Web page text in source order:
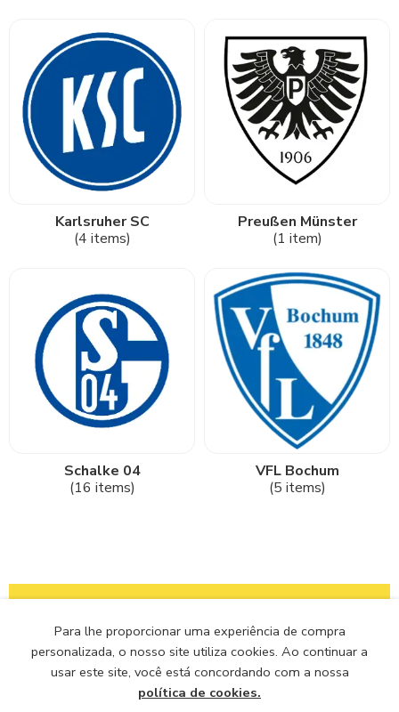
Karlsruher SC
(4 items)
Preußen Münster
(1 item)
Schalke 04
(16 items)
VFL Bochum
(5 items)
RECEBA EM
CASA
TROCA E
DEVOLUÇÕES
EM ATÉ 7 DIAS
ÚTEIS - CONSULTE
PARCELE EM ATÉ
12X
COM TODOS
CARTÕES -
SITE 100%
SEGURO
Para lhe proporcionar uma experiência de compra
personalizada, o nosso site utiliza cookies. Ao continuar a
usar este site, você está concordando com a nossa
política de cookies.